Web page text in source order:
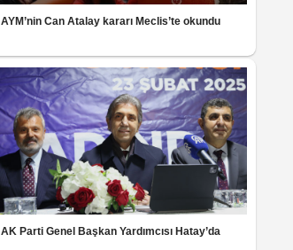
AYM’nin Can Atalay kararı Meclis’te okundu
AK Parti Genel Başkan Yardımcısı Hatay’da